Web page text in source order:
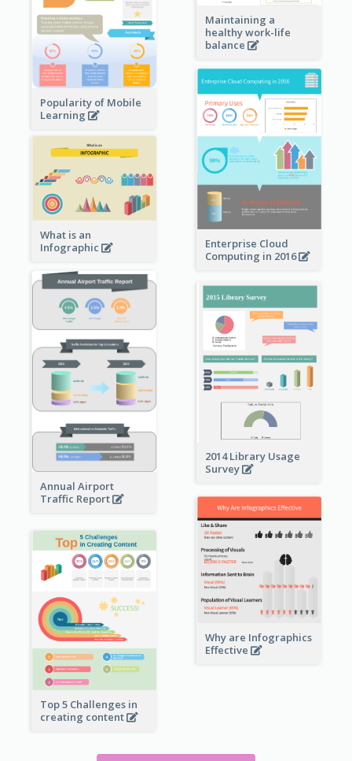
Maintaining a
healthy work-life
balance
Popularity of Mobile
Learning
Enterprise Cloud
Computing in 2016
What is an
Infographic
Annual Airport
Traffic Report
2014 Library Usage
Survey
Why are Infographics
Effective
Top 5 Challenges in
creating content